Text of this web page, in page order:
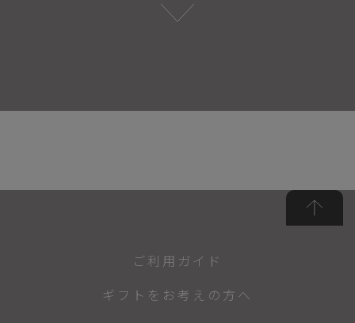
ご利用ガイド
ギフトをお考えの方へ